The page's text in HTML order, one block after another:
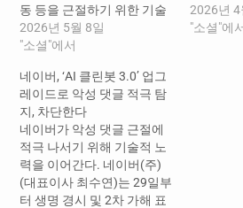
동 등을 근절하기 위한 기술
적, 정책적 노력을 함께한다.
네이버(주)(대표이사 최수
정보를 담은 ‘제9회 전국동
시지방선거 특별페이지’를
오픈하고 정치/선거 섹션 뉴
스 댓글정책, 선거 관련 허위
댓글 신고 기능 적용 등을 공
개했다. ‘제9회 전국동시지
방선거 특별페이지’는 ▲각…
2026년 5월 8일
"소셜"에서
준을 초과
글 서비
2026년 4
"소셜"에
네이버, ‘AI 클린봇 3.0’ 업그
레이드로 악성 댓글 적극 탐
지, 차단한다
네이버가 악성 댓글 근절에
적극 나서기 위해 기술적 노
력을 이어간다. 네이버(주)
(대표이사 최수연)는 29일부
터 생명 경시 및 2차 가해 표